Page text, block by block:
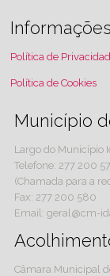
Informações
Política de
Política de Cookies
Município
Largo do Município
Telefone: 277 200
(Chamada para a
Fax: 277 200 580
Email: geral@cm-
Câmara Municipal